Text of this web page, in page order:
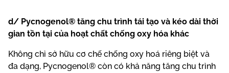
d/ Pycnogenol® tăng chu trình tái tạo và kéo dài thời
gian tồn tại của hoạt chất chống oxy hóa khác
Không chỉ sở hữu cơ chế chống oxy hoá riêng biệt và
đa dạng, Pycnogenol® còn có khả năng tăng chu trình